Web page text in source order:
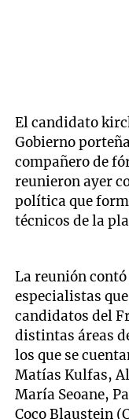
El candidato
Gobierno
compañero de
reunieron ayer
política que
técnicos de la
La reunión
especialistas
candidatos del
distintas áreas
los que se
Matías Kulfas,
María Seoane,
Coco Blaustein